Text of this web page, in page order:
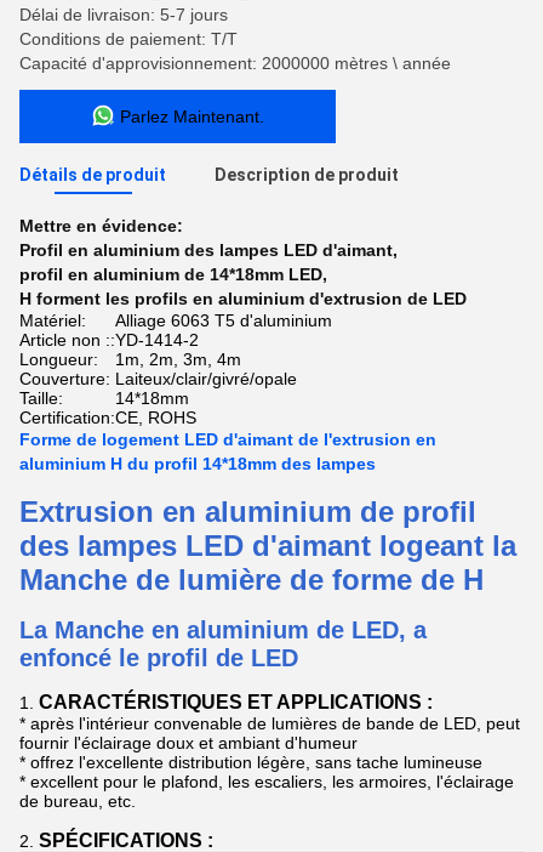
Délai de livraison: 5-7 jours
Conditions de paiement: T/T
Capacité d'approvisionnement: 2000000 mètres \ année
Parlez Maintenant.
Détails de produit Description de produit
Mettre en évidence:
Profil en aluminium des lampes LED d'aimant,
profil en aluminium de 14*18mm LED,
H forment les profils en aluminium d'extrusion de LED
Matériel:
Alliage 6063 T5 d'aluminium
Article non ::YD-1414-2
Longueur:
1m, 2m, 3m, 4m
Couverture: Laiteux/clair/givré/opale
Taille:
14*18mm
Certification:CE, ROHS
Forme de logement LED d'aimant de l'extrusion en
aluminium H du profil 14*18mm des lampes
Extrusion en aluminium de profil
des lampes LED d'aimant logeant la
Manche de lumière de forme de H
La Manche en aluminium de LED, a
enfoncé le profil de LED
1. CARACTÉRISTIQUES ET APPLICATIONS :
* après l'intérieur convenable de lumières de bande de LED, peut
fournir l'éclairage doux et ambiant d'humeur
* offrez l'excellente distribution légère, sans tache lumineuse
* excellent pour le plafond, les escaliers, les armoires, l'éclairage
de bureau, etc.
2. SPÉCIFICATIONS :